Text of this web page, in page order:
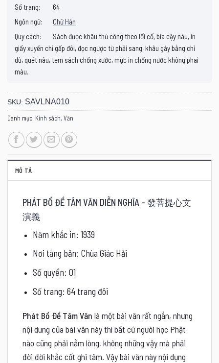
Số trang:
64
Ngôn ngữ:
Chữ Hán
Quy cách:
Sách được khâu thủ công theo lối cổ, bìa cậy nâu, in
giấy xuyến chỉ gấp đôi, đọc ngược từ phải sang, khâu gáy bằng chỉ
dù, quét nâu, tem sách chống xước, mực in chống nước không phai
màu.
SKU: SAVLNA010
Danh mục: Kinh sách, Văn
MÔ TẢ
PHÁT BỒ ĐỀ TÂM VĂN DIỄN NGHĨA – 發菩提心文
演義
Năm khắc in: 1939
Nơi tàng bản: Chùa Giác Hải
Số quyển: 01
Số trang: 64 trang đôi
Phát Bồ Đề Tâm Văn là một bài văn rất ngắn, nhưng
nội dung của bài văn này thì bất cứ người học Phật
nào cũng phải nằm lòng, không những vậy mà phải
đời đời khắc cốt ghi tâm. Vậy bài văn này nội dụng